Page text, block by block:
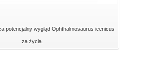
potencjalny wygląd Ophthalmosaurus icenicus
za życia.